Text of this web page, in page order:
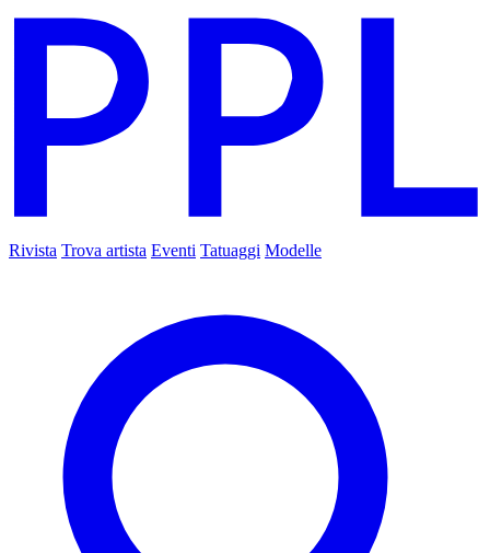
Rivista Trova artista Eventi Tatuaggi Modelle